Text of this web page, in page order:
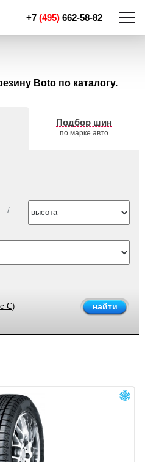
+7 (495) 662-58-82
Boto по каталогу.
Подбор шин
по марке авто
/
C)